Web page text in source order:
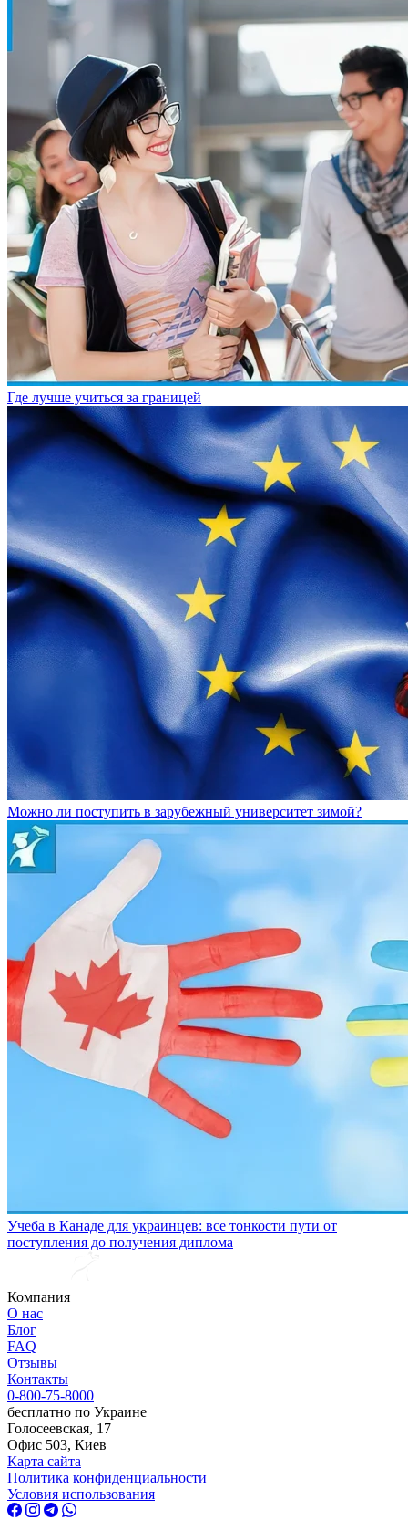
Где лучше учиться за границей
Можно ли поступить в зарубежный университет зимой?
Учеба в Канаде для украинцев: все тонкости пути от
поступления до получения диплома
Компания
О нас
Блог
FAQ
Отзывы
Контакты
0-800-75-8000
бесплатно по Украине
Голосеевская, 17
Офис 503, Киев
Карта сайта
Политика конфиденциальности
Условия использования